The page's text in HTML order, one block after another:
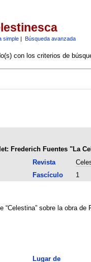
simple| Búsqueda avanzada
con los criterios de
Frederich Fuentes "La
Revista
Fascículo 1
sobre la obra de
Lugar de